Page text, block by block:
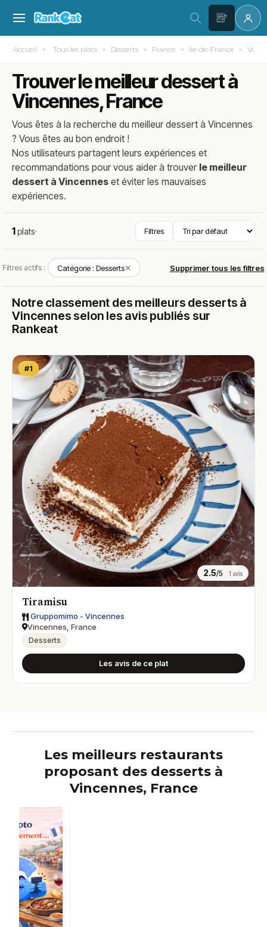
Accueil Tous les plats Desserts France Île-de-France Val-
Trouver le meilleur dessert à
Vincennes, France
Vous êtes à la recherche du meilleurdessert àVincennes
? Vous êtes au bon endroit !
Nos utilisateurs partagent leurs expériences et
recommandations pour vous aider à trouver le meilleur
dessert à Vincennes et éviter les mauvaises
expériences.
1plats· Filtres
Filtres actifs : Catégorie : Desserts✕ Supprimer tous les filtres
Notre classement des meilleurs desserts à
Vincennes selon les avis publiés sur
Rankeat
#1
2.5/5 1 avis
Tiramisu
Gruppomimo - Vincennes
Vincennes, France
Desserts
Les avis de ce plat
Les meilleurs restaurants
proposant des desserts à
Vincennes, France